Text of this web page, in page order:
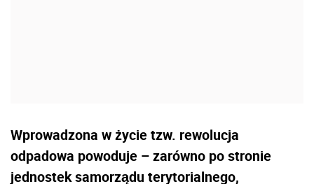
Wprowadzona w życie tzw. rewolucja
odpadowa powoduje – zarówno po stronie
jednostek samorządu terytorialnego,